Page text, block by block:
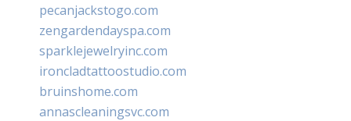
pecanjackstogo.com
zengardendayspa.com
sparklejewelryinc.com
ironcladtattoostudio.com
bruinshome.com
annascleaningsvc.com